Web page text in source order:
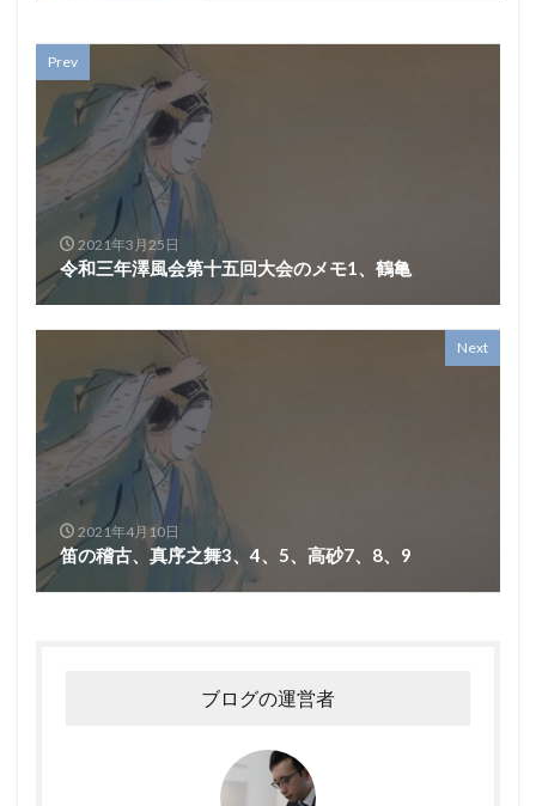
Prev
2021年3月25日
令和三年澤風会第十五回大会のメモ1、鶴亀
Next
2021年4月10日
笛の稽古、真序之舞3、4、5、高砂7、8、9
ブログの運営者